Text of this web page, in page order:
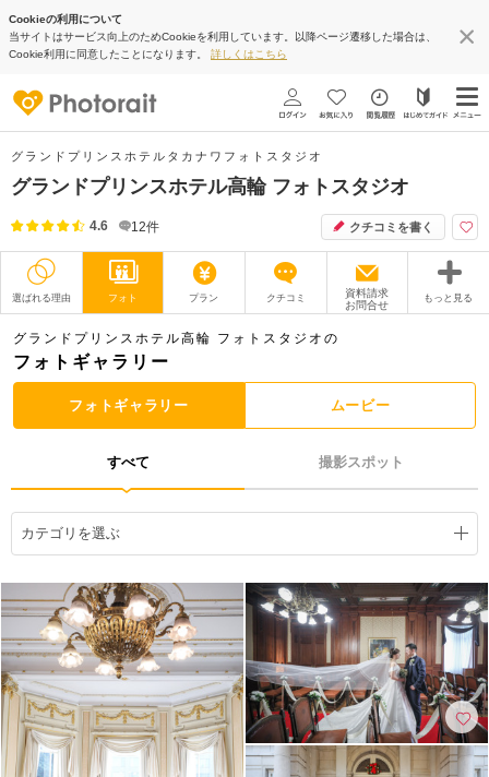
Cookieの利用について
当サイトはサービス向上のためCookieを利用しています。以降ページ遷移した場合は、
Cookie利用に同意したことになります。 詳しくはこちら
グランドプリンスホテルタカナワフォトスタジオ
グランドプリンスホテル高輪 フォトスタジオ
4.6 12件 クチコミを書く
選ばれる理由 フォト プラン クチコミ
資料請求
お問合せ
もっと見る
撮影レポート フォトグラファー
衣装 ムービー
ブログ
アクセス/TEL スタジオトップ
こだわりポイント
結婚式場での撮影 庭園での撮影
グランドプリンスホテル高輪 フォトスタジオの
フォトギャラリー
フォトギャラリー ムービー
すべて 撮影スポット
カテゴリを選ぶ